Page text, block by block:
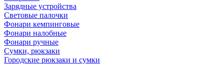
Зарядные устройства
Световые палочки
Фонари кемпинговые
Фонари налобные
Фонари ручные
Сумки, рюкзаки
Городские рюкзаки и сумки